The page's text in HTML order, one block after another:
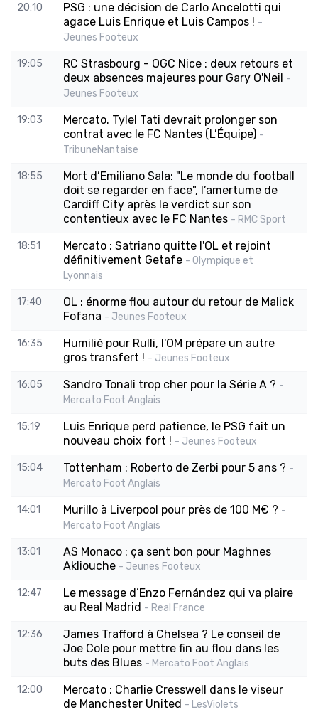
20:10
PSG : une décision de Carlo Ancelotti qui
agace Luis Enrique et Luis Campos ! -
Jeunes Footeux
19:05
RC Strasbourg - OGC Nice : deux retours et
deux absences majeures pour Gary O'Neil -
Jeunes Footeux
19:03
Mercato. Tylel Tati devrait prolonger son
contrat avec le FC Nantes (L’Équipe) -
TribuneNantaise
18:55
Mort d’Emiliano Sala: "Le monde du football
doit se regarder en face", l’amertume de
Cardiff City après le verdict sur son
contentieux avec le FC Nantes - RMC Sport
18:51
Mercato : Satriano quitte l'OL et rejoint
définitivement Getafe - Olympique et
Lyonnais
17:40
OL : énorme flou autour du retour de Malick
Fofana - Jeunes Footeux
16:35
Humilié pour Rulli, l'OM prépare un autre
gros transfert ! - Jeunes Footeux
16:05 Sandro Tonali trop cher pour la Série A ? -
Mercato Foot Anglais
15:19
Luis Enrique perd patience, le PSG fait un
nouveau choix fort ! - Jeunes Footeux
15:04 Tottenham : Roberto de Zerbi pour 5 ans ? -
Mercato Foot Anglais
14:01 Murillo à Liverpool pour près de 100 M€ ? -
Mercato Foot Anglais
13:01
AS Monaco : ça sent bon pour Maghnes
Akliouche - Jeunes Footeux
12:47
Le message d’Enzo Fernández qui va plaire
au Real Madrid - Real France
12:36
James Trafford à Chelsea ? Le conseil de
Joe Cole pour mettre fin au flou dans les
buts des Blues - Mercato Foot Anglais
12:00
Mercato : Charlie Cresswell dans le viseur
de Manchester United - LesViolets